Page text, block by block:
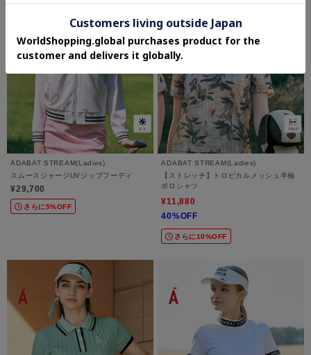
ADABAT STREAM(Ladies)
スムースジャージUVジップフーディ
¥29,700
さらに5%OFF
ADABAT STREAM(Ladies)
【ストレッチ】トロピカルメッシュ半袖
ポロシャツ
¥11,880
40%OFF
さらに10%OFF